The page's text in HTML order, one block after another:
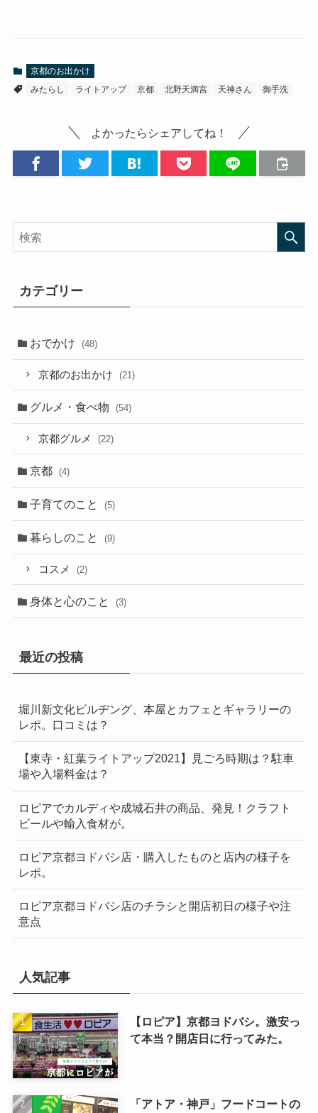
京都のお出かけ
みたらし
ライトアップ 京都 北野天満宮 天神さん 御手洗
よかったらシェアしてね！
カテゴリー
おでかけ (48)
京都のお出かけ (21)
グルメ・食べ物 (54)
京都グルメ (22)
京都 (4)
子育てのこと (5)
暮らしのこと (9)
コスメ (2)
身体と心のこと (3)
最近の投稿
堀川新文化ビルヂング、本屋とカフェとギャラリーの
レポ。口コミは？
【東寺・紅葉ライトアップ2021】見ごろ時期は？駐車
場や入場料金は？
ロピアでカルディや成城石井の商品、発見！クラフト
ビールや輸入食材が。
ロピア京都ヨドバシ店・購入したものと店内の様子を
レポ。
ロピア京都ヨドバシ店のチラシと開店初日の様子や注
意点
人気記事
【ロピア】京都ヨドバシ。激安っ
て本当？開店日に行ってみた。
「アトア・神戸」フードコートの